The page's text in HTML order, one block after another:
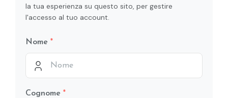
la tua esperienza su questo sito, per gestire
l'accesso al tuo account.
Nome
Cognome